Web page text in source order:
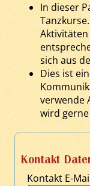
In dieser
sich aus
Dies ist
verwende
wird
Kontakt
Kontakt E-